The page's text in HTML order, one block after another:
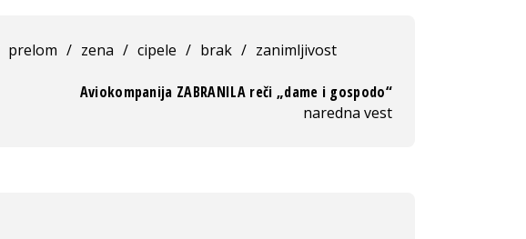
prelom / zena / cipele / brak / zanimljivost
Aviokompanija ZABRANILA reči „dame i gospodo“
naredna vest